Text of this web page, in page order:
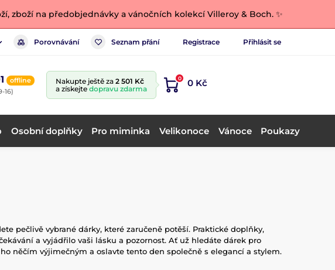
zboží na předobjednávky a vánočních kolekcí Villeroy & Boch. ✨
Porovnávání Seznam přání Registrace Přihlásit se
offline
16)
Nakupte ještě za 2 501 Kč
a získejte dopravu zdarma
0 0 Kč
Osobní doplňky Pro miminka Velikonoce Vánoce Poukazy
pečlivě vybrané dárky, které zaručeně potěší. Praktické doplňky,
a vyjádřilo vaši lásku a pozornost. Ať už hledáte dárek pro
něčím výjimečným a oslavte tento den společně s elegancí a stylem.